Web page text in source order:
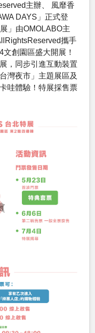
主辦、 風靡香
DAYS」正式登
」由OMOLABO主
攜手
創園區盛大開展！
，同步引進互動裝置
灣夜市」主題展區及
哇體驗！特展採售票